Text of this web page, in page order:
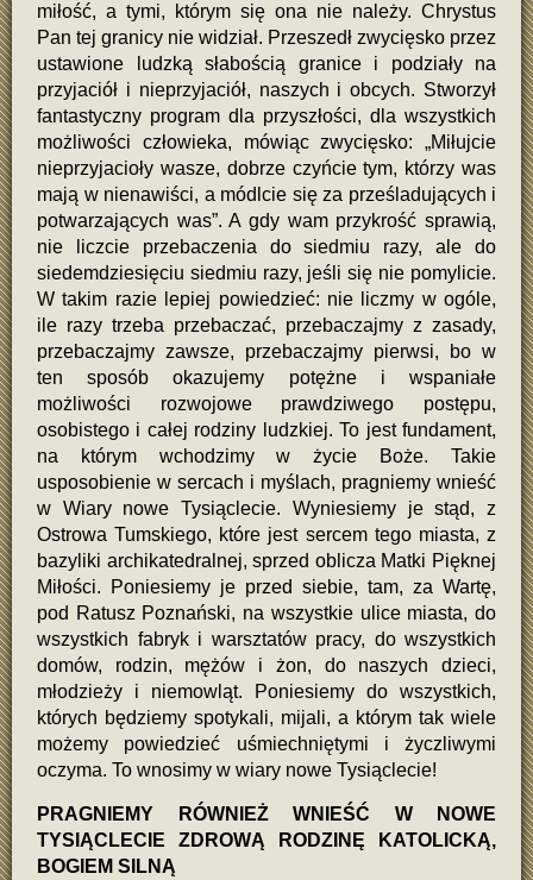
miłość, a tymi, którym się ona nie należy. Chrystus
Pan tej granicy nie widział. Przeszedł zwycięsko przez
ustawione ludzką słabością granice i podziały na
przyjaciół i nieprzyjaciół, naszych i obcych. Stworzył
fantastyczny program dla przyszłości, dla wszystkich
możliwości człowieka, mówiąc zwycięsko: „Miłujcie
nieprzyjacioły wasze, dobrze czyńcie tym, którzy was
mają w nienawiści, a módlcie się za prześladujących i
potwarzających was”. A gdy wam przykrość sprawią,
nie liczcie przebaczenia do siedmiu razy, ale do
siedemdziesięciu siedmiu razy, jeśli się nie pomylicie.
W takim razie lepiej powiedzieć: nie liczmy w ogóle,
ile razy trzeba przebaczać, przebaczajmy z zasady,
przebaczajmy zawsze, przebaczajmy pierwsi, bo w
ten sposób okazujemy potężne i wspaniałe
możliwości rozwojowe prawdziwego postępu,
osobistego i całej rodziny ludzkiej. To jest fundament,
na którym wchodzimy w życie Boże. Takie
usposobienie w sercach i myślach, pragniemy wnieść
w Wiary nowe Tysiąclecie. Wyniesiemy je stąd, z
Ostrowa Tumskiego, które jest sercem tego miasta, z
bazyliki archikatedralnej, sprzed oblicza Matki Pięknej
Miłości. Poniesiemy je przed siebie, tam, za Wartę,
pod Ratusz Poznański, na wszystkie ulice miasta, do
wszystkich fabryk i warsztatów pracy, do wszystkich
domów, rodzin, mężów i żon, do naszych dzieci,
młodzieży i niemowląt. Poniesiemy do wszystkich,
których będziemy spotykali, mijali, a którym tak wiele
możemy powiedzieć uśmiechniętymi i życzliwymi
oczyma. To wnosimy w wiary nowe Tysiąclecie!
PRAGNIEMY RÓWNIEŻ WNIEŚĆ W NOWE
TYSIĄCLECIE ZDROWĄ RODZINĘ KATOLICKĄ,
BOGIEM SILNĄ